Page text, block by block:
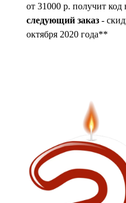
от 31000 р. получит код
следующий заказ -
октября 2020 года**